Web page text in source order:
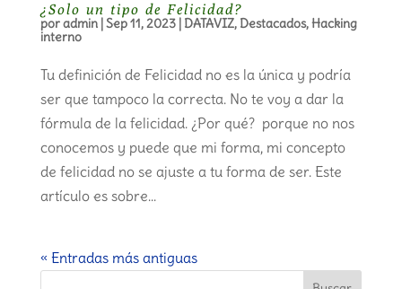
¿Solo un tipo de Felicidad?
poradmin| Sep 11, 2023| DATAVIZ, Destacados,Hacking
interno
Tu definición de Felicidad no es la única y podría
ser que tampoco la correcta. No te voy a dar la
fórmula de la felicidad. ¿Por qué? porque no nos
conocemos y puede que mi forma, mi concepto
de felicidad no se ajuste a tu forma de ser. Este
artículo es sobre...
« Entradas más antiguas